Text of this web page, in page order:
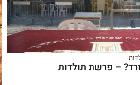
– פרשת תולדות